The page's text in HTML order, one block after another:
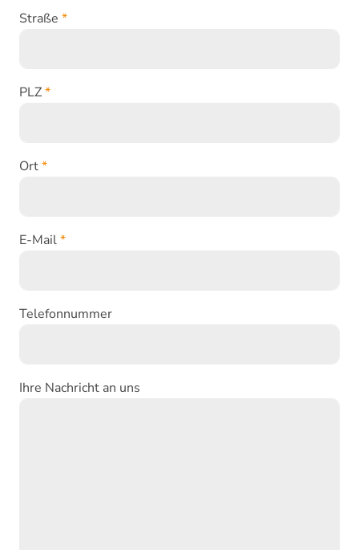
Straße *
PLZ*
Ort*
E-Mail*
Telefonnummer
Ihre Nachricht an uns